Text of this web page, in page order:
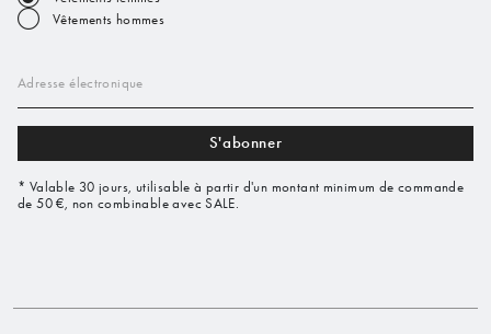
Vêtements hommes
Adresse électronique
S'abonner
* Valable 30 jours, utilisable à partir d'un montant minimum de commande
de 50 €, non combinable avec SALE.